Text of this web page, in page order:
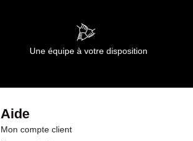
Une équipe à votre disposition
Aide
Mon compte client